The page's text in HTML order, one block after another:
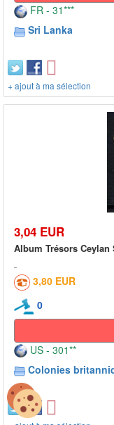
FR - 31***
Sri Lanka
+ ajout à ma sélection
3,04 EUR
Album Trésors Ceylan
3,80 EUR
0
US - 301**
Colonies